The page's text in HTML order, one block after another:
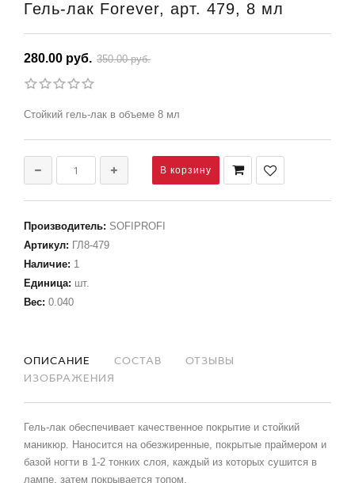
Гель-лак Forever, арт. 479, 8 мл
280.00 руб. 350.00 руб.
Стойкий гель-лак в объеме 8 мл
Производитель: SOFIPROFI
Артикул: ГЛ8-479
Наличие: 1
Единица: шт.
Вес: 0.040
ОПИСАНИЕ СОСТАВ
ОТЗЫВЫ
ИЗОБРАЖЕНИЯ
Гель-лак обеспечивает качественное покрытие и стойкий
маникюр. Наносится на обезжиренные, покрытые праймером и
базой ногти в 1-2 тонких слоя, каждый из которых сушится в
лампе, затем покрывается топом.